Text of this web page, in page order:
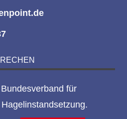
für